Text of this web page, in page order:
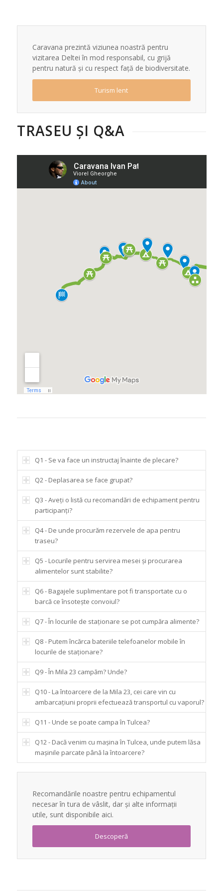
Caravana prezintă viziunea noastră pentru
vizitarea Deltei în mod responsabil, cu grijă
pentru natură și cu respect față de biodiversitate.
Turism lent
TRASEU ȘI Q&A
Q1 - Se va face un instructaj înainte de plecare?
Q2 - Deplasarea se face grupat?
Q3 - Aveți o listă cu recomandări de echipament pentru
participanți?
Q4 - De unde procurăm rezervele de apa pentru
traseu?
Q5 - Locurile pentru servirea mesei și procurarea
alimentelor sunt stabilite?
Q6 - Bagajele suplimentare pot fi transportate cu o
barcă ce însotește convoiul?
Q7 - În locurile de staționare se pot cumpăra alimente?
Q8 - Putem încărca bateriile telefoanelor mobile în
locurile de staționare?
Q9 - În Mila 23 campăm? Unde?
Q10 - La întoarcere de la Mila 23, cei care vin cu
ambarcațiuni proprii efectuează transportul cu vaporul?
Q11 - Unde se poate campa în Tulcea?
Q12 - Dacă venim cu mașina în Tulcea, unde putem lăsa
mașinile parcate până la întoarcere?
Recomandările noastre pentru echipamentul
necesar în tura de vâslit, dar și alte informații
utile, sunt disponibile aici.
Descoperă